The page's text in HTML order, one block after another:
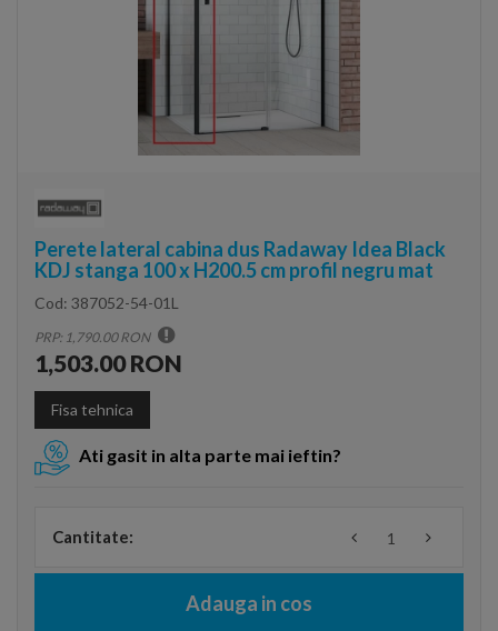
Perete lateral cabina dus Radaway Idea Black
KDJ stanga 100 x H200.5 cm profil negru mat
Cod: 387052-54-01L
PRP: 1,790.00 RON
1,503.00 RON
Fisa tehnica
Ati gasit in alta parte mai ieftin?
Cantitate:
Adauga in cos